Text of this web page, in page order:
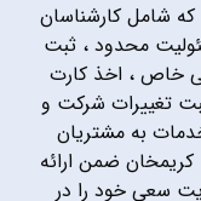
شامل کارشناسان
محدود ، ثبت
خاص ، اخذ کارت
تغییرات شرکت و
به مشتریان
ضمن ارائه
سعی خود را در